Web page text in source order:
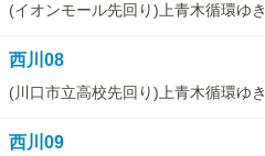
(イオンモール先回り)上青木循環ゆき
西川08
(川口市立高校先回り)上青木循環ゆき
西川09